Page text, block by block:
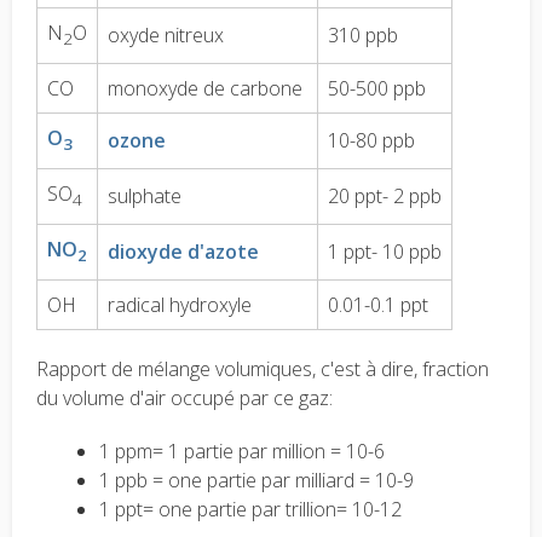
N2O oxyde nitreux 310 ppb
CO
monoxyde de carbone 50-500 ppb
O3 ozone 10-80 ppb
SO4 sulphate 20 ppt- 2 ppb
NO2 dioxyde d'azote 1 ppt- 10 ppb
OH
radical hydroxyle 0.01-0.1 ppt
Rapport de mélange volumiques, c'est à dire, fraction
du volume d'air occupé par ce gaz:
1 ppm= 1 partie par million = 10-6
1 ppb = one partie par milliard = 10-9
1 ppt= one partie partrillion= 10-12